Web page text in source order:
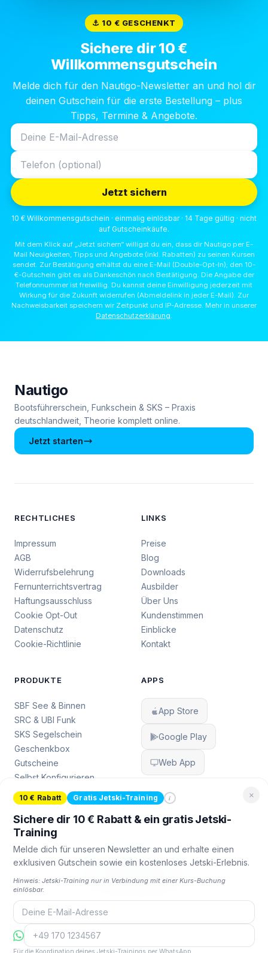
⚓ 10 € GESCHENKT
Sichere dir 10 €
Willkommensgutschein
Melde dich für den Nautigo-Newsletter an und hol dir
deinen Gutschein für die erste Bestellung – plus
Tipps, Termine & Angebote.
Jetzt sichern
10 € Willkommensgutschein · einmalig einlösbar · 14 Tage gültig · nicht
auf Gutscheinkäufe.
Mit dem Klick auf „Jetzt sichern“ willigst du ein, dass dir Nautigo per E-
Mail Neuigkeiten, Tipps und Angebote (inkl. Rabatten) zu seinen Kursen
sendet. Zur Bestätigung erhältst du eine E-Mail (Double-Opt-In); den 10-
€-Gutschein gibt es als Dankeschön nach Bestätigung. Die Angabe der
Telefonnummer ist freiwillig. Du kannst deine Einwilligung jederzeit mit
Wirkung für die Zukunft widerrufen (Abmeldelink in jeder E-Mail). Zur
Nachweisbarkeit speichern wir Zeitpunkt und IP-Adresse. Mehr in unserer
Datenschutzerklärung.
Nautigo
Bootsführerschein, Funkschein & SKS – Praxis
deutschlandweit, Theorie komplett online.
Jetzt starten
RECHTLICHES
Impressum
AGB
Widerrufsbelehrung
Fernunterrichtsvertrag
Haftungsausschluss
Cookie Opt-Out
Datenschutz
Cookie-Richtlinie
LINKS
Preise
Blog
Downloads
Ausbilder
Über Uns
Kundenstimmen
Einblicke
Kontakt
PRODUKTE
SBF See & Binnen
SRC & UBI Funk
SKS Segelschein
Geschenkbox
Gutscheine
Selbst Konfigurieren
APPS
App Store
Google Play
Web App
FOLGE UNS
© 2026 Nautigo. Alle Rechte vorbehalten.
×
10 € Rabatt Gratis Jetski-Training i
Sichere dir 10 € Rabatt & ein gratis Jetski-
Training
Melde dich für unseren Newsletter an und erhalte einen
exklusiven Gutschein sowie ein kostenloses Jetski-Erlebnis.
Hinweis: Jetski-Training nur in Verbindung mit einer Kurs-Buchung
einlösbar.